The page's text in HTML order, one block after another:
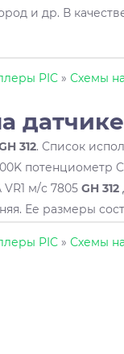
и др. В
PIC » Схемы
312. Список
потенциометр
VR1 м/с 7805 GH 312
Ее размеры
PIC » Схемы